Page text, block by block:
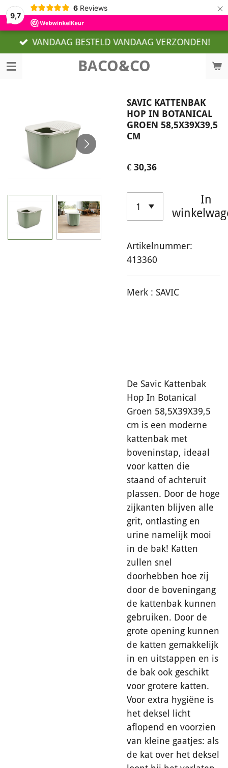
9,7
6 Reviews ×
BACO&CO
VANDAAG BESTELD VANDAAG VERZONDEN!
SAVIC KATTENBAK
HOP IN BOTANICAL
GROEN 58,5X39X39,5
CM
€ 30,36
In
Artikelnummer:
413360
Merk : SAVIC
De Savic Kattenbak
Hop In Botanical
Groen 58,5X39X39,5
cm is een moderne
kattenbak met
boveninstap, ideaal
voor katten die
staand of achteruit
plassen. Door de hoge
zijkanten blijven alle
grit, ontlasting en
urine namelijk mooi
in de bak! Katten
zullen snel
doorhebben hoe zij
door de boveningang
de kattenbak kunnen
gebruiken. Door de
grote opening kunnen
de katten gemakkelijk
in en uitstappen en is
de bak ook geschikt
voor grotere katten.
Voor extra hygiëne is
het deksel licht
aflopend en voorzien
van kleine gaatjes: als
de kat over het deksel